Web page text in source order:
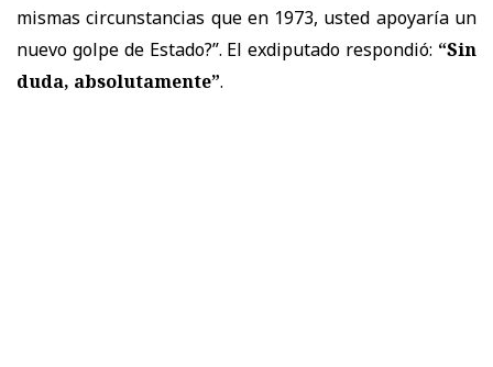
mismas circunstancias que en 1973, usted apoyaría un
nuevo golpe de Estado?”. El exdiputado respondió: “Sin
duda, absolutamente”.